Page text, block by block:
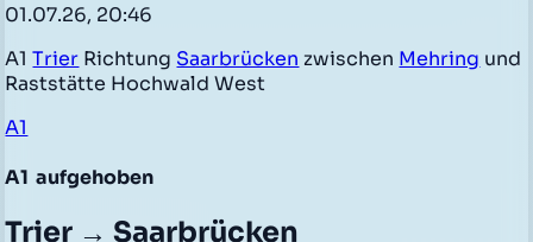
01.07.26, 20:46
A1Trier Richtung Saarbrücken zwischen Mehring und
Raststätte Hochwald West
A1
A1 aufgehoben
Trier → Saarbrücken